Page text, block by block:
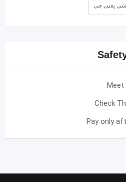
یعنی چی
Meet
Check
Pay only